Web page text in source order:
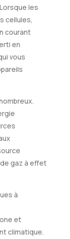
les
cellules,
courant
en
vous
gaz à effet
à
et
climatique.